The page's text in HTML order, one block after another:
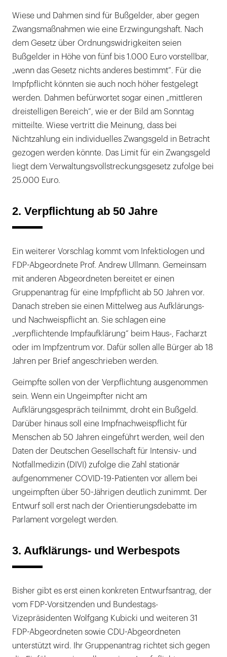
Wiese und Dahmen sind für Bußgelder, aber gegen
Zwangsmaßnahmen wie eine Erzwingungshaft. Nach
dem Gesetz über Ordnungswidrigkeiten seien
Bußgelder in Höhe von fünf bis 1.000 Euro vorstellbar,
„wenn das Gesetz nichts anderes bestimmt“. Für die
Impfpflicht könnten sie auch noch höher festgelegt
werden. Dahmen befürwortet sogar einen „mittleren
dreistelligen Bereich“, wie er der Bild am Sonntag
mitteilte. Wiese vertritt die Meinung, dass bei
Nichtzahlung ein individuelles Zwangsgeld in Betracht
gezogen werden könnte. Das Limit für ein Zwangsgeld
liegt dem Verwaltungsvollstreckungsgesetz zufolge bei
25.000 Euro.
2. Verpflichtung ab 50 Jahre
Ein weiterer Vorschlag kommt vom Infektiologen und
FDP-Abgeordnete Prof. Andrew Ullmann. Gemeinsam
mit anderen Abgeordneten bereitet er einen
Gruppenantrag für eine Impfpflicht ab 50 Jahren vor.
Danach streben sie einen Mittelweg aus Aufklärungs-
und Nachweispflicht an. Sie schlagen eine
„verpflichtende Impfaufklärung“ beim Haus-, Facharzt
oder im Impfzentrum vor. Dafür sollen alle Bürger ab 18
Jahren per Brief angeschrieben werden.
Geimpfte sollen von der Verpflichtung ausgenommen
sein. Wenn ein Ungeimpfter nicht am
Aufklärungsgespräch teilnimmt, droht ein Bußgeld.
Darüber hinaus soll eine Impfnachweispflicht für
Menschen ab 50 Jahren eingeführt werden, weil den
Daten der Deutschen Gesellschaft für Intensiv- und
Notfallmedizin (DIVI) zufolge die Zahl stationär
aufgenommener COVID-19-Patienten vor allem bei
ungeimpften über 50-Jährigen deutlich zunimmt. Der
Entwurf soll erst nach der Orientierungsdebatte im
Parlament vorgelegt werden.
3. Aufklärungs- und Werbespots
Bisher gibt es erst einen konkreten Entwurfsantrag, der
vom FDP-Vorsitzenden und Bundestags-
Vizepräsidenten Wolfgang Kubicki und weiteren 31
FDP-Abgeordneten sowie CDU-Abgeordneten
unterstützt wird. Ihr Gruppenantrag richtet sich gegen